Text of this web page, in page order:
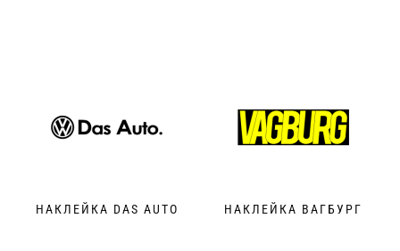
НАКЛЕЙКА DAS AUTO НАКЛЕЙКА ВАГБУРГ